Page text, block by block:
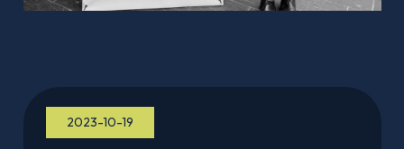
2023-10-19